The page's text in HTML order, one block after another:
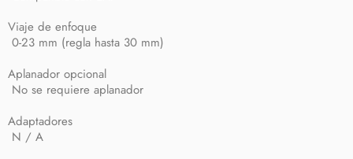
Viaje de enfoque
0-23 mm (regla hasta 30 mm)
Aplanador opcional
No se requiere aplanador
Adaptadores
N / A